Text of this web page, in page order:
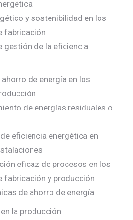
y sostenibilidad en los
fabricación
gestión de la eficiencia
de energía en los
de energías residuales o
eficiencia energética en
eficaz de procesos en los
fabricación y producción
de ahorro de energía
la producción